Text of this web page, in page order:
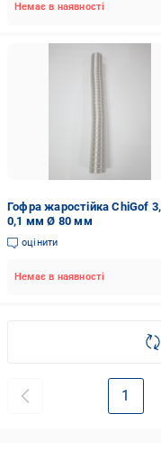
Немає в наявності
Гофра жаростійка ChiGof
0,1 мм Ø 80 мм
оцінити
Немає в наявності
1